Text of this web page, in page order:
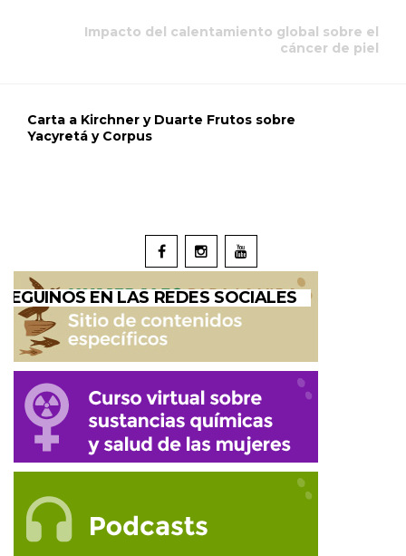
Impacto del calentamiento global sobre el
cáncer de piel
Carta a Kirchner y Duarte Frutos sobre
Yacyretá y Corpus
SEGUINOS EN LAS REDES SOCIALES